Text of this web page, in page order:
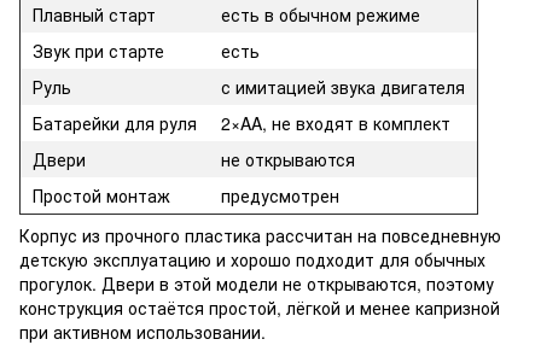
Плавный старт
есть в обычном режиме
Звук при старте
есть
Руль
с имитацией звука двигателя
Батарейки для руля
2×AA, не входят в комплект
Двери
не открываются
Простой монтаж
предусмотрен
Корпус из прочного пластика рассчитан на повседневную
детскую эксплуатацию и хорошо подходит для обычных
прогулок. Двери в этой модели не открываются, поэтому
конструкция остаётся простой, лёгкой и менее капризной
при активном использовании.